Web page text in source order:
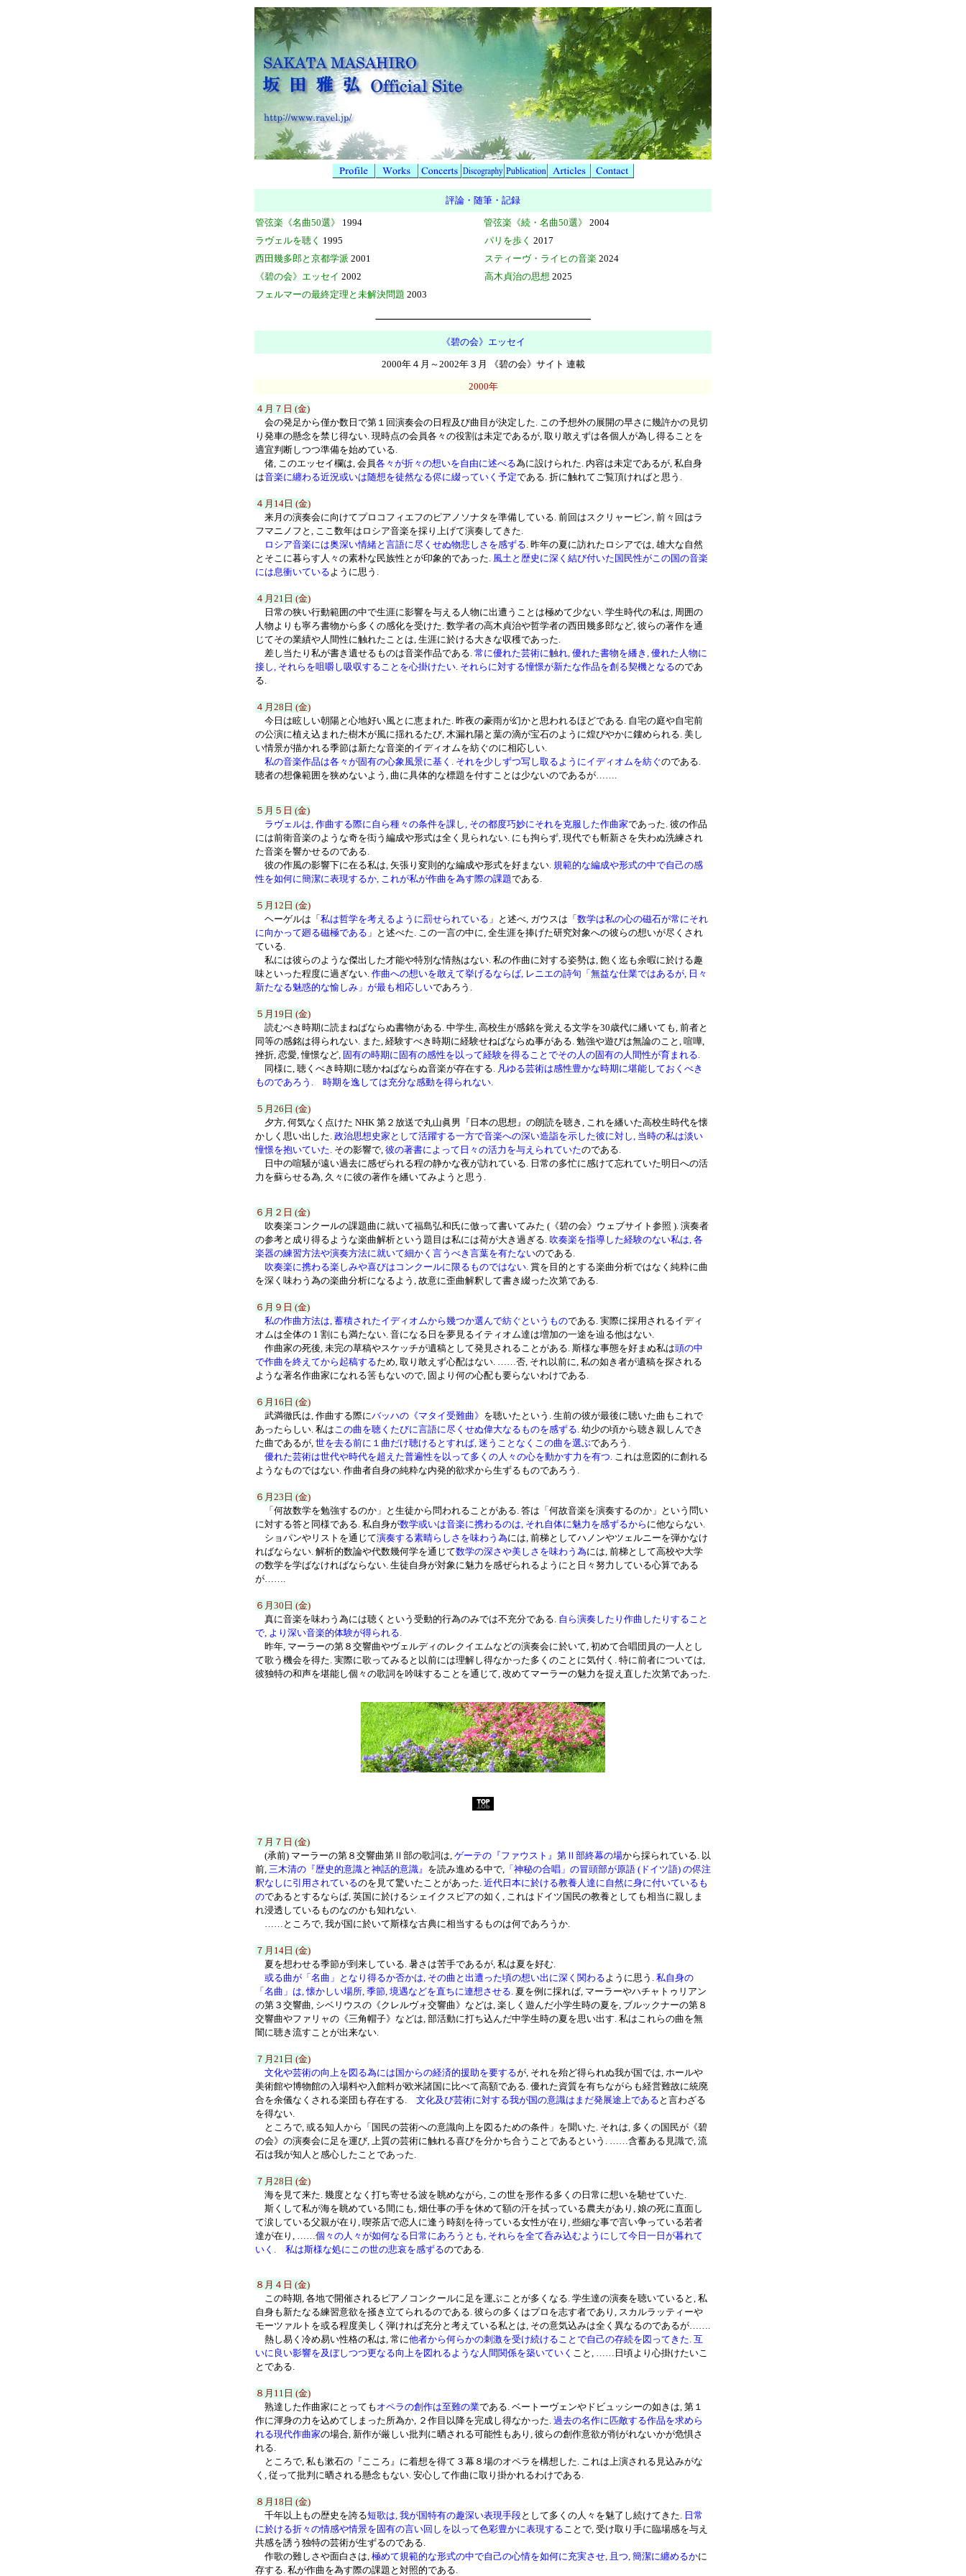
評論・随筆・記録
管弦楽《名曲50選》 1994 管弦楽《続・名曲50選》
2004
ラヴェルを聴く 1995 パリを歩く 2017
西田幾多郎と京都学派 2001 スティーヴ・ライヒの音楽 2024
《碧の会》エッセイ 2002 高木貞治の思想 2025
フェルマーの最終定理と未解決問題 2003
《碧の会》エッセイ
2000年４月～2002年３月 《碧の会》サイト 連載
2000年
４月７日 (金)
会の発足から僅か数日で第１回演奏会の日程及び曲目が決定した. この予想外の展開の早さに幾許かの見切
り発車の懸念を禁じ得ない. 現時点の会員各々の役割は未定であるが, 取り敢えずは各個人が為し得ることを
適宜判断しつつ準備を始めている.
偖, このエッセイ欄は, 会員各々が折々の想いを自由に述べる為に設けられた. 内容は未定であるが, 私自身
は音楽に纏わる近況或いは随想を徒然なる侭に綴っていく予定である. 折に触れてご覧頂ければと思う.
４月14日 (金)
来月の演奏会に向けてプロコフィエフのピアノソナタを準備している. 前回はスクリャービン, 前々回はラ
フマニノフと, ここ数年はロシア音楽を採り上げて演奏してきた.
ロシア音楽には奥深い情緒と言語に尽くせぬ物悲しさを感ずる. 昨年の夏に訪れたロシアでは, 雄大な自然
とそこに暮らす人々の素朴な民族性とが印象的であった. 風土と歴史に深く結び付いた国民性がこの国の音楽
には息衝いているように思う.
４月21日 (金)
日常の狭い行動範囲の中で生涯に影響を与える人物に出遭うことは極めて少ない. 学生時代の私は, 周囲の
人物よりも寧ろ書物から多くの感化を受けた. 数学者の高木貞治や哲学者の西田幾多郎など, 彼らの著作を通
じてその業績や人間性に触れたことは, 生涯に於ける大きな収穫であった.
差し当たり私が書き遺せるものは音楽作品である. 常に優れた芸術に触れ, 優れた書物を繙き, 優れた人物に
接し, それらを咀嚼し吸収することを心掛けたい. それらに対する憧憬が新たな作品を創る契機となるのであ
る.
４月28日 (金)
今日は眩しい朝陽と心地好い風とに恵まれた. 昨夜の豪雨が幻かと思われるほどである. 自宅の庭や自宅前
の公演に植え込まれた樹木が風に揺れるたび, 木漏れ陽と葉の滴が宝石のように煌びやかに鏤められる. 美し
い情景が描かれる季節は新たな音楽的イディオムを紡ぐのに相応しい.
私の音楽作品は各々が固有の心象風景に基く. それを少しずつ写し取るようにイディオムを紡ぐのである.
聴者の想像範囲を狭めないよう, 曲に具体的な標題を付すことは少ないのであるが…….
５月５日 (金)
ラヴェルは, 作曲する際に自ら種々の条件を課し, その都度巧妙にそれを克服した作曲家であった. 彼の作品
には前衛音楽のような奇を衒う編成や形式は全く見られない. にも拘らず, 現代でも斬新さを失わぬ洗練され
た音楽を響かせるのである.
彼の作風の影響下に在る私は, 矢張り変則的な編成や形式を好まない. 規範的な編成や形式の中で自己の感
性を如何に簡潔に表現するか, これが私が作曲を為す際の課題である.
５月12日 (金)
ヘーゲルは「 私は哲学を考えるように罰せられている 」と述べ, ガウスは「 数学は私の心の磁石が常にそれ
に向かって廻る磁極である 」と述べた. この一言の中に, 全生涯を捧げた研究対象への彼らの想いが尽くされ
ている.
私には彼らのような傑出した才能や特別な情熱はない. 私の作曲に対する姿勢は, 飽く迄も余暇に於ける趣
味といった程度に過ぎない. 作曲への想いを敢えて挙げるならば, レニエの詩句「無益な仕業ではあるが, 日々
新たなる魅惑的な愉しみ」が最も相応しいであろう.
５月19日 (金)
読むべき時期に読まねばならぬ書物がある. 中学生, 高校生が感銘を覚える文学を30歳代に繙いても, 前者と
同等の感銘は得られない. また, 経験すべき時期に経験せねばならぬ事がある. 勉強や遊びは無論のこと, 喧嘩,
挫折, 恋愛, 憧憬など, 固有の時期に固有の感性を以って経験を得ることでその人の固有の人間性が育まれる.
同様に, 聴くべき時期に聴かねばならぬ音楽が存在する. 凡ゆる芸術は感性豊かな時期に堪能しておくべき
ものであろう. 時期を逸しては充分な感動を得られない.
５月26日 (金)
夕方, 何気なく点けた NHK 第２放送で丸山眞男『日本の思想』の朗読を聴き, これを繙いた高校生時代を懐
かしく思い出した. 政治思想史家として活躍する一方で音楽への深い造詣を示した彼に対し, 当時の私は淡い
憧憬を抱いていた. その影響で, 彼の著書によって日々の活力を与えられていたのである.
日中の喧騒が遠い過去に感ぜられる程の静かな夜が訪れている. 日常の多忙に感けて忘れていた明日への活
力を蘇らせる為, 久々に彼の著作を繙いてみようと思う.
６月２日 (金)
吹奏楽コンクールの課題曲に就いて福島弘和氏に倣って書いてみた (《碧の会》ウェブサイト参照 ). 演奏者
の参考と成り得るような楽曲解析という題目は私には荷が大き過ぎる. 吹奏楽を指導した経験のない私は, 各
楽器の練習方法や演奏方法に就いて細かく言うべき言葉を有たないのである.
吹奏楽に携わる楽しみや喜びはコンクールに限るものではない. 賞を目的とする楽曲分析ではなく純粋に曲
を深く味わう為の楽曲分析になるよう, 故意に歪曲解釈して書き綴った次第である.
６月９日 (金)
私の作曲方法は, 蓄積されたイディオムから幾つか選んで紡ぐというものである. 実際に採用されるイディ
オムは全体の 1 割にも満たない. 音になる日を夢見るイティオム達は増加の一途を辿る他はない.
作曲家の死後, 未完の草稿やスケッチが遺稿として発見されることがある. 斯様な事態を好まぬ私は頭の中
で作曲を終えてから起稿するため, 取り敢えず心配はない. ……否, それ以前に, 私の如き者が遺稿を探される
ような著名作曲家になれる筈もないので, 固より何の心配も要らないわけである.
６月16日 (金)
武満徹氏は, 作曲する際にバッハの《マタイ受難曲》 を聴いたという. 生前の彼が最後に聴いた曲もこれで
あったらしい. 私はこの曲を聴くたびに言語に尽くせぬ偉大なるものを感ずる. 幼少の頃から聴き親しんでき
た曲であるが, 世を去る前に１曲だけ聴けるとすれば, 迷うことなくこの曲を選ぶであろう.
優れた芸術は世代や時代を超えた普遍性を以って多くの人々の心を動かす力を有つ. これは意図的に創れる
ようなものではない. 作曲者自身の純粋な内発的欲求から生ずるものであろう.
６月23日 (金)
「何故数学を勉強するのか」と生徒から問われることがある. 答は「何故音楽を演奏するのか」という問い
に対する答と同様である. 私自身が数学或いは音楽に携わるのは, それ自体に魅力を感ずるから に他ならない.
ショパンやリストを通じて演奏する素晴らしさを味わう為には, 前梯としてハノンやツェルニーを弾かなけ
ればならない. 解析的数論や代数幾何学を通じて数学の深さや美しさを味わう為には, 前梯として高校や大学
の数学を学ばなければならない. 生徒自身が対象に魅力を感ぜられるようにと日々努力している心算である
が…….
６月30日 (金)
真に音楽を味わう為には聴くという受動的行為のみでは不充分である. 自ら演奏したり作曲したりすること
で, より深い音楽的体験が得られる.
昨年, マーラーの第８交響曲やヴェルディのレクイエムなどの演奏会に於いて, 初めて合唱団員の一人とし
て歌う機会を得た. 実際に歌ってみると以前には理解し得なかった多くのことに気付く. 特に前者については,
彼独特の和声を堪能し個々の歌詞を吟味することを通じて, 改めてマーラーの魅力を捉え直した次第であった.
７月７日 (金)
(承前) マーラーの第８交響曲第Ⅱ部の歌詞は, ゲーテの『ファウスト』第Ⅱ部終幕の場から採られている. 以
前, 三木清の『歴史的意識と神話的意識』 を読み進める中で, 「神秘の合唱」の冒頭部が原語 (ドイツ語) の侭注
釈なしに引用されているのを見て驚いたことがあった. 近代日本に於ける教養人達に自然に身に付いているも
のであるとするならば, 英国に於けるシェイクスピアの如く, これはドイツ国民の教養としても相当に親しま
れ浸透しているものなのかも知れない.
……ところで, 我が国に於いて斯様な古典に相当するものは何であろうか.
７月14日 (金)
夏を想わせる季節が到来している. 暑さは苦手であるが, 私は夏を好む.
或る曲が「名曲」となり得るか否かは, その曲と出遭った頃の想い出に深く関わるように思う. 私自身の
「名曲」は, 懐かしい場所, 季節, 境遇などを直ちに連想させる. 夏を例に採れば, マーラーやハチャトゥリアン
の第３交響曲, シベリウスの《クレルヴォ交響曲》などは, 楽しく遊んだ小学生時の夏を, ブルックナーの第８
交響曲やファリャの《三角帽子》などは, 部活動に打ち込んだ中学生時の夏を思い出す. 私はこれらの曲を無
闇に聴き流すことが出来ない.
７月21日 (金)
文化や芸術の向上を図る為には国からの経済的援助を要するが, それを殆ど得られぬ我が国では, ホールや
美術館や博物館の入場料や入館料が欧米諸国に比べて高額である. 優れた資質を有ちながらも経営難故に統廃
合を余儀なくされる楽団も存在する. 文化及び芸術に対する我が国の意識はまだ発展途上である と言わざる
を得ない.
ところで, 或る知人から「国民の芸術への意識向上を図るための条件」を聞いた. それは, 多くの国民が《碧
の会》の演奏会に足を運び, 上質の芸術に触れる喜びを分かち合うことであるという. ……含蓄ある見識で, 流
石は我が知人と感心したことであった.
７月28日 (金)
海を見て来た. 幾度となく打ち寄せる波を眺めながら, この世を形作る多くの日常に想いを馳せていた.
斯くして私が海を眺めている間にも, 畑仕事の手を休めて額の汗を拭っている農夫があり, 娘の死に直面し
て涙している父親が在り, 喫茶店で恋人に逢う時刻を待っている女性が在り, 些細な事で言い争っている若者
達が在り, ……個々の人々が如何なる日常にあろうとも, それらを全て呑み込むようにして今日一日が暮れて
いく. 私は斯様な処にこの世の悲哀を感ずるのである.
８月４日 (金)
この時期, 各地で開催されるピアノコンクールに足を運ぶことが多くなる. 学生達の演奏を聴いていると, 私
自身も新たなる練習意欲を掻き立てられるのである. 彼らの多くはプロを志す者であり, スカルラッティーや
モーツァルトを或る程度美しく弾ければ充分と考えている私とは, その意気込みは全く異なるのであるが…….
熱し易く冷め易い性格の私は, 常に他者から何らかの刺激を受け続けることで自己の存続を図ってきた. 互
いに良い影響を及ぼしつつ更なる向上を図れるような人間関係を築いていく こと, ……日頃より心掛けたいこ
とである.
８月11日 (金)
熟達した作曲家にとっても オペラの創作は至難の業である. ベートーヴェンやドビュッシーの如きは, 第１
作に渾身の力を込めてしまった所為か, ２作目以降を完成し得なかった. 過去の名作に匹敵する作品を求めら
れる現代作曲家の場合, 新作が厳しい批判に晒される可能性もあり, 彼らの創作意欲が削がれないかが危惧さ
れる.
ところで, 私も漱石の『こころ』に着想を得て３幕８場のオペラを構想した. これは上演される見込みがな
く, 従って批判に晒される懸念もない. 安心して作曲に取り掛かれるわけである.
８月18日 (金)
千年以上もの歴史を誇る短歌は, 我が国特有の趣深い表現手段として多くの人々を魅了し続けてきた. 日常
に於ける折々の情感や情景を固有の言い回しを以って色彩豊かに表現することで, 受け取り手に臨場感を与え
共感を誘う独特の芸術が生ずるのである.
作歌の難しさや面白さは, 極めて規範的な形式の中で自己の心情を如何に充実させ, 且つ, 簡潔に纏めるかに
存する. 私が作曲を為す際の課題と対照的である.